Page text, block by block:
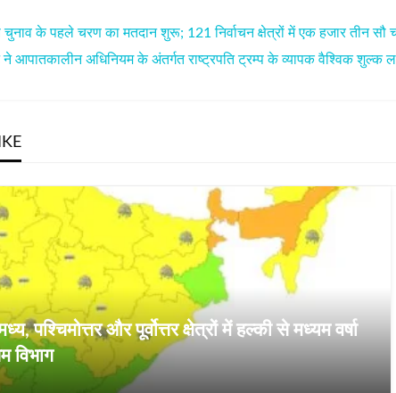
चुनाव के पहले चरण का मतदान शुरू; 121 निर्वाचन क्षेत्रों में एक हजार तीन सौ
ने आपातकालीन अधिनियम के अंतर्गत राष्ट्रपति ट्रम्प के व्यापक वैश्विक शुल्‍क
पश्चिमोत्तर और पूर्वोत्तर क्षेत्रों में हल्‍की से मध्‍यम वर्षा
विभाग